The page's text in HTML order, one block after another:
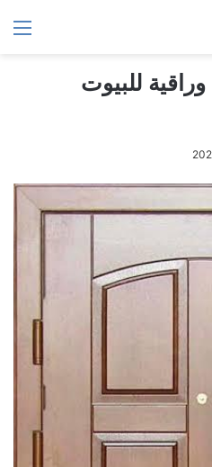
للبيوت